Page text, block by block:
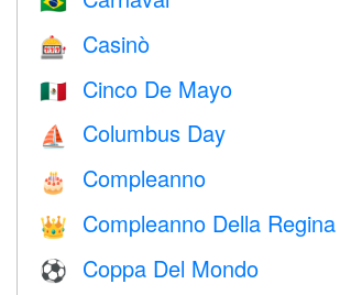
🎰 Casinò
🇲🇽 Cinco De Mayo
⛵️ Columbus Day
🎂 Compleanno
👑 Compleanno Della Regina
⚽ Coppa Del Mondo